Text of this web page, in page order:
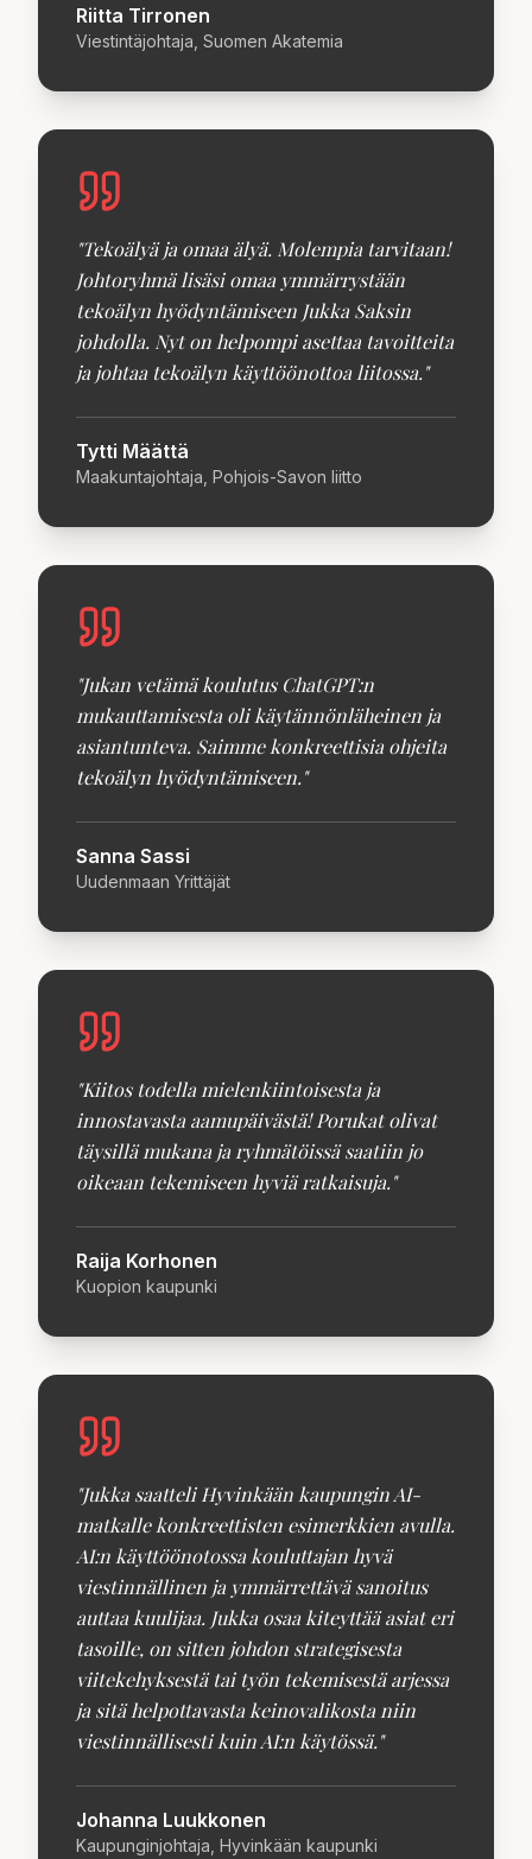
Riitta Tirronen
Viestintäjohtaja, Suomen Akatemia
"Tekoälyä ja omaa älyä. Molempia tarvitaan!
Johtoryhmä lisäsi omaa ymmärrystään
tekoälyn hyödyntämiseen Jukka Saksin
johdolla. Nyt on helpompi asettaa tavoitteita
ja johtaa tekoälyn käyttöönottoa liitossa."
Tytti Määttä
Maakuntajohtaja, Pohjois-Savon liitto
"Jukan vetämä koulutus ChatGPT:n
mukauttamisesta oli käytännönläheinen ja
asiantunteva. Saimme konkreettisia ohjeita
tekoälyn hyödyntämiseen."
Sanna Sassi
Uudenmaan Yrittäjät
"Kiitos todella mielenkiintoisesta ja
innostavasta aamupäivästä! Porukat olivat
täysillä mukana ja ryhmätöissä saatiin jo
oikeaan tekemiseen hyviä ratkaisuja."
Raija Korhonen
Kuopion kaupunki
"Jukka saatteli Hyvinkään kaupungin AI-
matkalle konkreettisten esimerkkien avulla.
AI:n käyttöönotossa kouluttajan hyvä
viestinnällinen ja ymmärrettävä sanoitus
auttaa kuulijaa. Jukka osaa kiteyttää asiat eri
tasoille, on sitten johdon strategisesta
viitekehyksestä tai työn tekemisestä arjessa
ja sitä helpottavasta keinovalikosta niin
viestinnällisesti kuin AI:n käytössä."
Johanna Luukkonen
Kaupunginjohtaja, Hyvinkään kaupunki